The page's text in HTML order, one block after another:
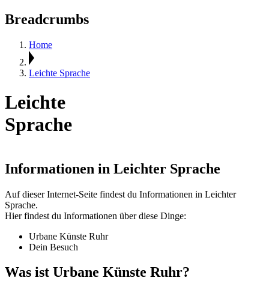
Breadcrumbs
Home
Leichte Sprache
Leichte
Sprache
Informationen in Leichter Sprache
Auf dieser Internet-Seite findest du Informationen in Leichter
Sprache.
Hier findest du Informationen über diese Dinge:
Urbane Künste Ruhr
Dein Besuch
Was ist Urbane Künste Ruhr?